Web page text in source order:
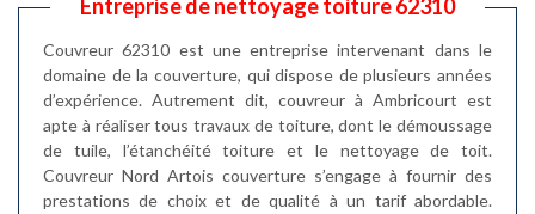
Entreprise de nettoyage toiture 62310
Couvreur 62310 est une entreprise intervenant dans le
domaine de la couverture, qui dispose de plusieurs années
d’expérience. Autrement dit, couvreur à Ambricourt est
apte à réaliser tous travaux de toiture, dont le démoussage
de tuile, l’étanchéité toiture et le nettoyage de toit.
Couvreur Nord Artois couverture s’engage à fournir des
prestations de choix et de qualité à un tarif abordable.